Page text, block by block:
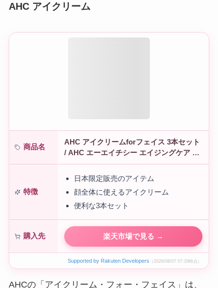
AHC アイクリーム
商品名
AHC アイクリームforフェイス 3本セット
/ AHC エーエイチシー エイジングケア フ
ェイスケア ハリ ツヤ 保湿 口コミ 通販
特徴
日本限定販売のアイテム
顔全体に使えるアイクリーム
便利な3本セット
購入先 楽天市場で見る →
Supported by Rakuten Developers （2026/08/07 07:29時点）
AHCの「アイクリーム・フォー・フェイス」は、